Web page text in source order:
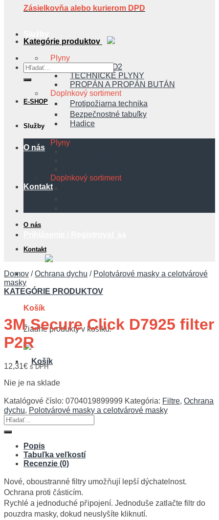
Plyny
PLNENIE CO2
TECHNICKÉ PLYNY
PROPÁN A PROPÁN BUTÁN
Doplnkový sortiment
Protipožiarna technika
Bezpečnostné tabuľky
Hadice
O nás
Kontakt
0,00€
Košík
Žiadne produkty v košíku.
Zásielkovňa alebo kurierom DPD
Kategórie produktov
Hľadať:
E-SHOP
Služby
Plyny
Doplnkový sortiment
O nás
Kontakt
Domov / Ochrana dychu / Polotvárové masky a celotvárové
masky
KATEGÓRIE PRODUKTOV
3M Secure Click D7925 filter
P2R
12,31€ s DPH
Nie je na sklade
Katalógové číslo: 0704019899999 Kategória: Filtre, Ochrana
dychu, Polotvárové masky a celotvárové masky
Hľadať:
Popis
Tabuľka veľkostí
Recenzie (0)
Nové, oboustranné filtry umožňují lepší dýchatelnost.
Ochrana proti částicím.
Rychlé a jednoduché připojení. Jednoduše zatlačte filtr do
pouzdra masky, dokud neuslyšíte kliknutí.